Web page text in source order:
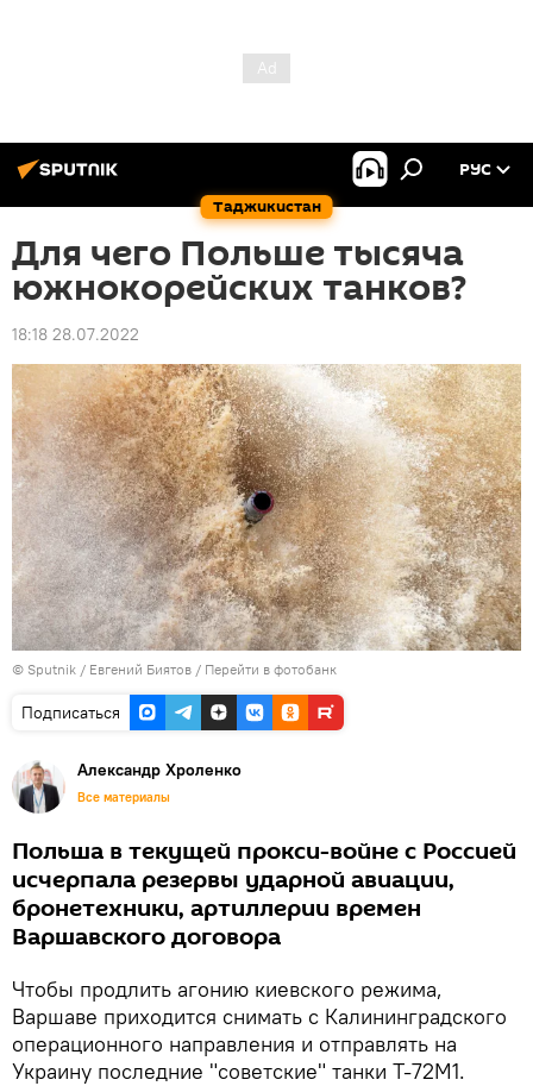
Таджикистан
РУС
Для чего Польше тысяча
южнокорейских танков?
18:18 28.07.2022
© Sputnik / Евгений Биятов / Перейти в фотобанк
Подписаться
Александр Хроленко
Все материалы
Польша в текущей прокси-войне с Россией
исчерпала резервы ударной авиации,
бронетехники, артиллерии времен
Варшавского договора
Чтобы продлить агонию киевского режима,
Варшаве приходится снимать с Калининградского
операционного направления и отправлять на
Украину последние "советские" танки Т-72М1.